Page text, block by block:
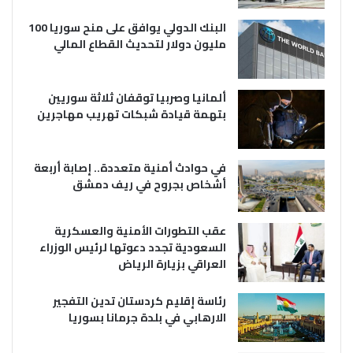
البنك الدولي يوافق على منح سوريا 100
مليون دولار لتحديث القطاع المالي
ألمانيا وصربيا توقفان ثلاثة سوريين
بتهمة قيادة شبكات تهريب مهاجرين
في حوادث أمنية متعددة.. إصابة أربعة
أشخاص بجروح في ريف دمشق
عقب التطورات الأمنية والعسكرية
السعودية تجدد دعوتها لرئيس الوزراء
العراقي بزيارة الرياض
رئاسة إقليم كردستان تدين التفجير
الارهابي في بلدة جرمانا بسوريا